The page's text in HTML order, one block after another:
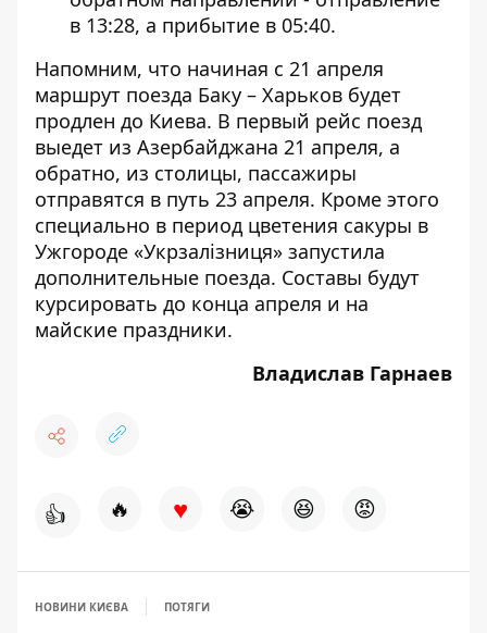
в 13:28, а прибытие в 05:40.
Напомним, что начиная с 21 апреля
маршрут поезда Баку – Харьков будет
продлен до Киева. В первый рейс поезд
выедет из Азербайджана 21 апреля, а
обратно, из столицы, пассажиры
отправятся в путь 23 апреля. Кроме этого
специально в период цветения сакуры в
Ужгороде «Укрзалізниця» запустила
дополнительные поезда. Составы будут
курсировать до конца апреля и на
майские праздники.
Владислав Гарнаев
👍 🔥 ♥ 😭 😆 😡
НОВИНИ КИЄВА ПОТЯГИ